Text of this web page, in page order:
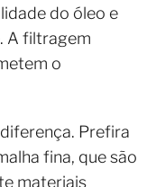
do óleo e
A filtragem
o
Prefira
fina, que são
materiais